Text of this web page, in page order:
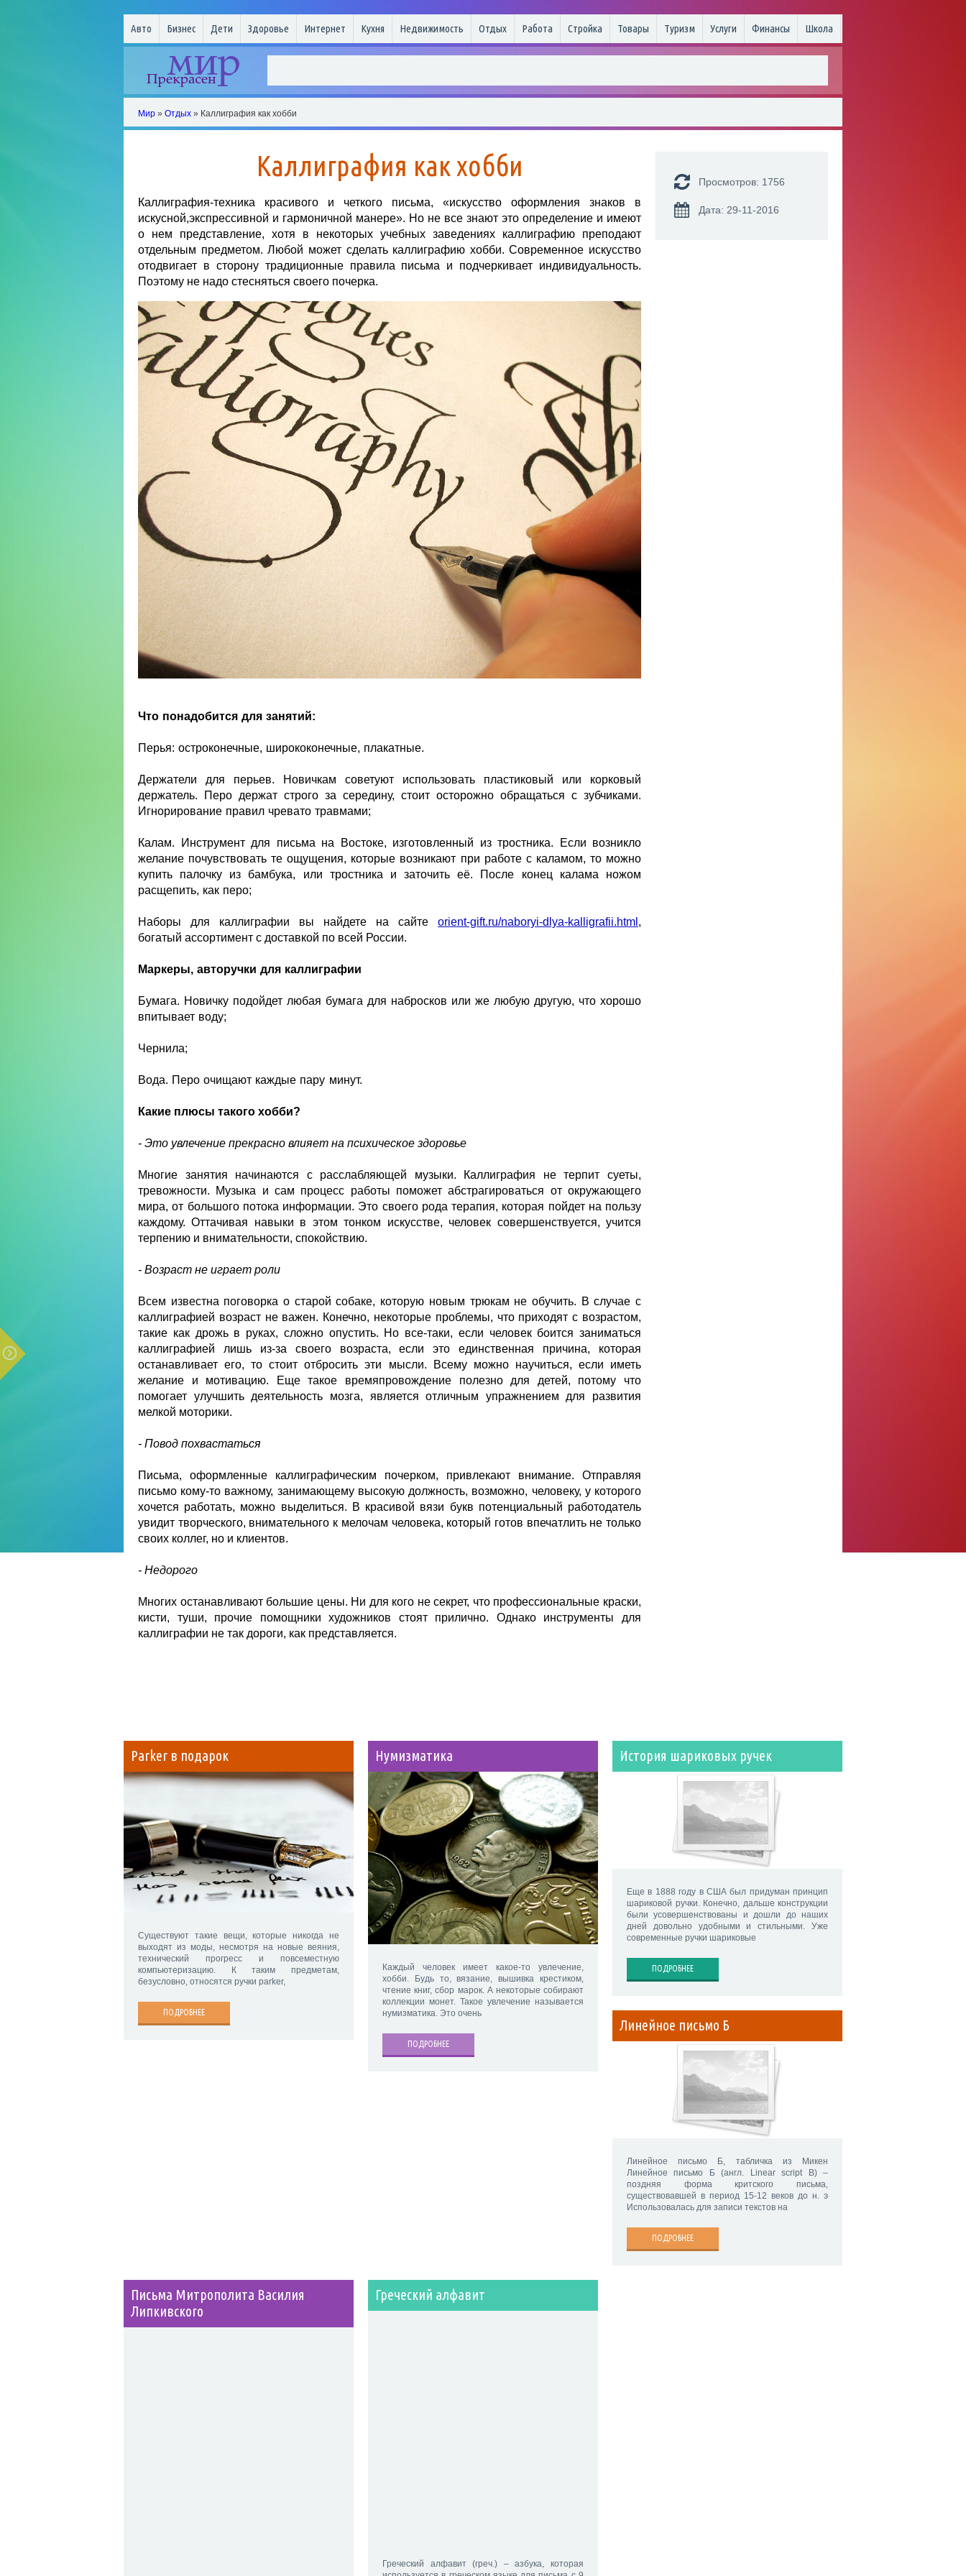
Авто Бизнес Дети Здоровье Интернет Кухня Недвижимость Отдых Работа Стройка Товары Туризм Услуги Финансы Школа
Мир » Отдых » Каллиграфия как хобби
Каллиграфия как хобби
Каллиграфия-техника красивого и четкого письма, «искусство оформления знаков в
искусной,экспрессивной и гармоничной манере». Но не все знают это определение и имеют
о нем представление, хотя в некоторых учебных заведениях каллиграфию преподают
отдельным предметом. Любой может сделать каллиграфию хобби. Современное искусство
отодвигает в сторону традиционные правила письма и подчеркивает индивидуальность.
Поэтому не надо стесняться своего почерка.
Что понадобится для занятий:
Перья: остроконечные, ширококонечные, плакатные.
Держатели для перьев. Новичкам советуют использовать пластиковый или корковый
держатель. Перо держат строго за середину, стоит осторожно обращаться с зубчиками.
Игнорирование правил чревато травмами;
Калам. Инструмент для письма на Востоке, изготовленный из тростника. Если возникло
желание почувствовать те ощущения, которые возникают при работе с каламом, то можно
купить палочку из бамбука, или тростника и заточить её. После конец калама ножом
расщепить, как перо;
Наборы для каллиграфии вы найдете на сайте orient-gift.ru/naboryi-dlya-kalligrafii.html ,
богатый ассортимент с доставкой по всей России.
Маркеры, авторучки для каллиграфии
Бумага. Новичку подойдет любая бумага для набросков или же любую другую, что хорошо
впитывает воду;
Чернила;
Вода. Перо очищают каждые пару минут.
Какие плюсы такого хобби?
- Это увлечение прекрасно влияет на психическое здоровье
Многие занятия начинаются с расслабляющей музыки. Каллиграфия не терпит суеты,
тревожности. Музыка и сам процесс работы поможет абстрагироваться от окружающего
мира, от большого потока информации. Это своего рода терапия, которая пойдет на пользу
каждому. Оттачивая навыки в этом тонком искусстве, человек совершенствуется, учится
терпению и внимательности, спокойствию.
- Возраст не играет роли
Всем известна поговорка о старой собаке, которую новым трюкам не обучить. В случае с
каллиграфией возраст не важен. Конечно, некоторые проблемы, что приходят с возрастом,
такие как дрожь в руках, сложно опустить. Но все-таки, если человек боится заниматься
каллиграфией лишь из-за своего возраста, если это единственная причина, которая
останавливает его, то стоит отбросить эти мысли. Всему можно научиться, если иметь
желание и мотивацию. Еще такое времяпровождение полезно для детей, потому что
помогает улучшить деятельность мозга, является отличным упражнением для развития
мелкой моторики.
- Повод похвастаться
Письма, оформленные каллиграфическим почерком, привлекают внимание. Отправляя
письмо кому-то важному, занимающему высокую должность, возможно, человеку, у которого
хочется работать, можно выделиться. В красивой вязи букв потенциальный работодатель
увидит творческого, внимательного к мелочам человека, который готов впечатлить не только
своих коллег, но и клиентов.
- Недорого
Многих останавливают большие цены. Ни для кого не секрет, что профессиональные краски,
кисти, туши, прочие помощники художников стоят прилично. Однако инструменты для
каллиграфии не так дороги, как представляется.
Просмотров: 1756
Дата: 29-11-2016
Parker в подарок
Существуют такие вещи, которые никогда не
выходят из моды, несмотря на новые веяния,
технический прогресс и повсеместную
компьютеризацию. К таким предметам,
безусловно, относятся ручки parker,
ПОДРОБНЕЕ
Нумизматика
Каждый человек имеет какое-то увлечение,
хобби. Будь то, вязание, вышивка крестиком,
чтение книг, сбор марок. А некоторые собирают
коллекции монет. Такое увлечение называется
нумизматика. Это очень
ПОДРОБНЕЕ
История шариковых ручек
Еще в 1888 году в США был придуман принцип
шариковой ручки. Конечно, дальше конструкции
были усовершенствованы и дошли до наших
дней довольно удобными и стильными. Уже
современные ручки шариковые
ПОДРОБНЕЕ
Линейное письмо Б
Линейное письмо Б, табличка из Микен
Линейное письмо Б (англ. Linear script B) –
поздняя форма критского письма,
существовавшей в период 15-12 веков до н. э
Использовалась для записи текстов на
ПОДРОБНЕЕ
Письма Митрополита Василия
Липкивского
Греческий алфавит
Греческий алфавит (греч.) – азбука, которая